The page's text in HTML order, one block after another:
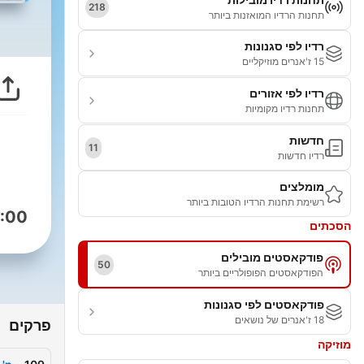
תחנות הרדיו המואזנות ביותר
218
רדיו לפי סגנונות
15 ז'אנרים מוזיקליים
רדיו לפי אזורים
תחנות רדיו מקומיות
חדשות
רדיו חדשות
11
מומלצים
רשימת תחנות הרדיו הטובות ביותר
הסכתים
פודקאסטים מובילים
הפודקאסטים הפופולריים ביותר
50
פודקאסטים לפי סגנונות
18 ז'אנרים של נושאים
מוזיקה
פרקים